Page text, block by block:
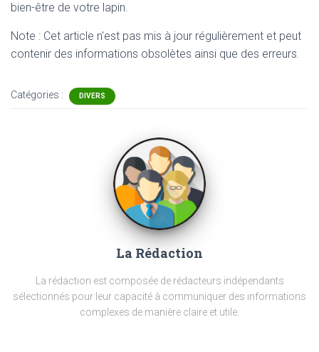
bien-être de votre lapin.
Note : Cet article n'est pas mis à jour régulièrement et peut
contenir des informations obsolètes ainsi que des erreurs.
Catégories : DIVERS
La Rédaction
La rédaction est composée de rédacteurs indépendants
sélectionnés pour leur capacité à communiquer des informations
complexes de manière claire et utile.